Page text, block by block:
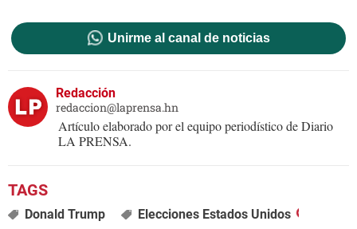
Unirme al canal de noticias
Redacción
redaccion@laprensa.hn
Artículo elaborado por el equipo periodístico de Diario
LA PRENSA.
Donald Trump
Elecciones Estados Unidos